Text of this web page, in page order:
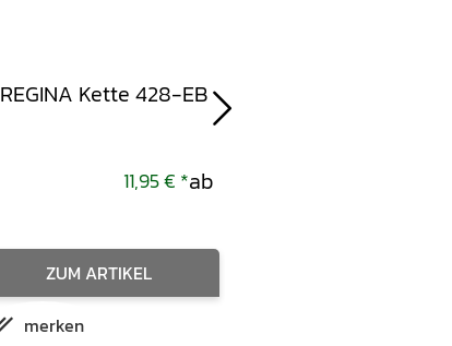
REGINA Kette 428-EB
ab
11,95 € *
ZUM ARTIKEL
merken